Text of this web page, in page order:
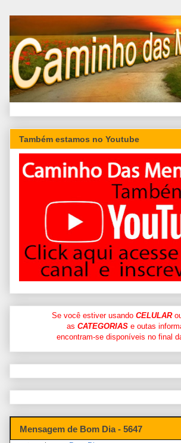
Também estamos no Youtube
Se você estiver usando CELULAR
as CATEGORIASe outas
encontram-se disponíveis no final
Mensagem de Bom Dia - 5647